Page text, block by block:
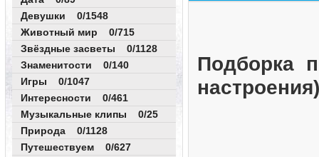
Девушки 0/1548
Животный мир 0/715
Звёздные засветы 0/1128
Знаменитости 0/140
Игры 0/1047
Интересности 0/461
Музыкальные клипы 0/25
Природа 0/1128
Путешествуем 0/627
Подборка